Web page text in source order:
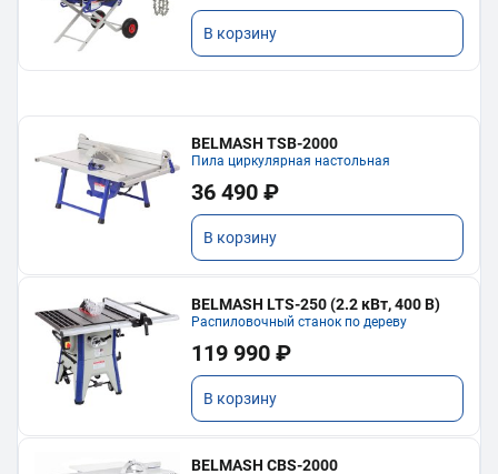
В корзину
BELMASH TSB-2000
Пила циркулярная настольная
36 490 ₽
В корзину
BELMASH LTS-250 (2.2 кВт, 400 В)
Распиловочный станок по дереву
119 990 ₽
В корзину
BELMASH CBS-2000